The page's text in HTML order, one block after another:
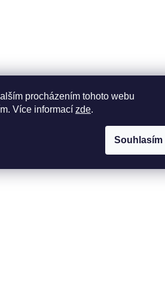
procházením tohoto webu
Více informací zde.
Souhlasím